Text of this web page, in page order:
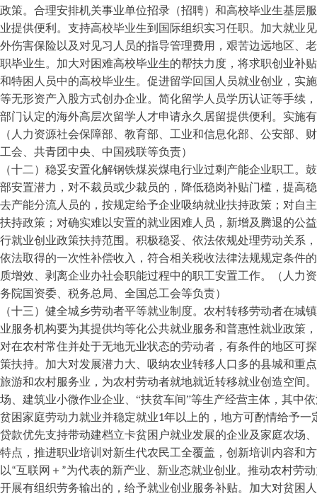
政策。合理安排机关事业单位招录（招聘）和高校毕业生基层
业提供便利。支持高校毕业生到国际组织实习任职。加大就业
外伤害保险以及对见习人员的指导管理费用，艰苦边远地区、
职毕业生。加大对困难高校毕业生的帮扶力度，将求职创业补
和特困人员中的高校毕业生。促进留学回国人员就业创业，实
等无形资产入股方式创办企业。简化留学人员学历认证等手续
部门认定的海外高层次留学人才申请永久居留提供便利。实施
（人力资源社会保障部、教育部、工业和信息化部、公安部
工会、共青团中央、中国残联等负责）
（十二）稳妥安置化解钢铁煤炭煤电行业过剩产能企业职工
部安置潜力，对不裁员或少裁员的，降低稳岗补贴门槛，提高
去产能分流人员的，按规定给予企业吸纳就业扶持政策；对自
扶持政策；对确实难以安置的就业困难人员，新增及腾退的公
行就业创业政策扶持范围。积极稳妥、依法依规处理劳动关系
依法取得的一次性补偿收入，符合相关税收法律法规规定条件
质增效、剥离企业办社会职能过程中的职工安置工作。（人力
务院国资委、税务总局、全国总工会等负责）
（十三）健全城乡劳动者平等就业制度。农村转移劳动者在
业服务机构要为其提供均等化公共就业服务和普惠性就业政策
对在农村常住并处于无地无业状态的劳动者，有条件的地区可
策扶持。加大对发展潜力大、吸纳农业转移人口多的县城和重
旅游和农村服务业，为农村劳动者就地就近转移就业创造空间
场、建筑业小微作业企业、 “扶贫车间”等生产经营主体，其中
贫困家庭劳动力就业并稳定就业1年以上的，地方可酌情给予一
贷款优先支持带动建档立卡贫困户就业发展的企业及家庭农场
特点，推进职业培训对新生代农民工全覆盖，创新培训内容和
以“互联网＋”为代表的新产业、新业态就业创业。推动农村劳
开展有组织劳务输出的，给予就业创业服务补贴。加大对贫困